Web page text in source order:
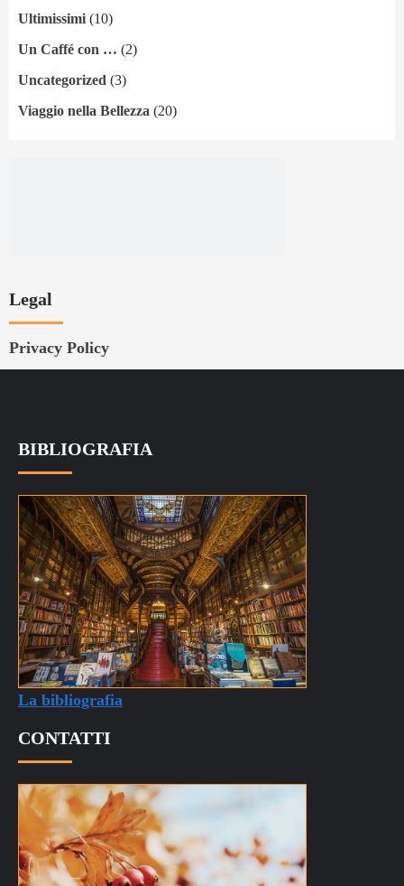
Ultimissimi (10)
Un Caffé con … (2)
Uncategorized (3)
Viaggio nella Bellezza (20)
Legal
Privacy Policy
BIBLIOGRAFIA
La bibliografia
CONTATTI